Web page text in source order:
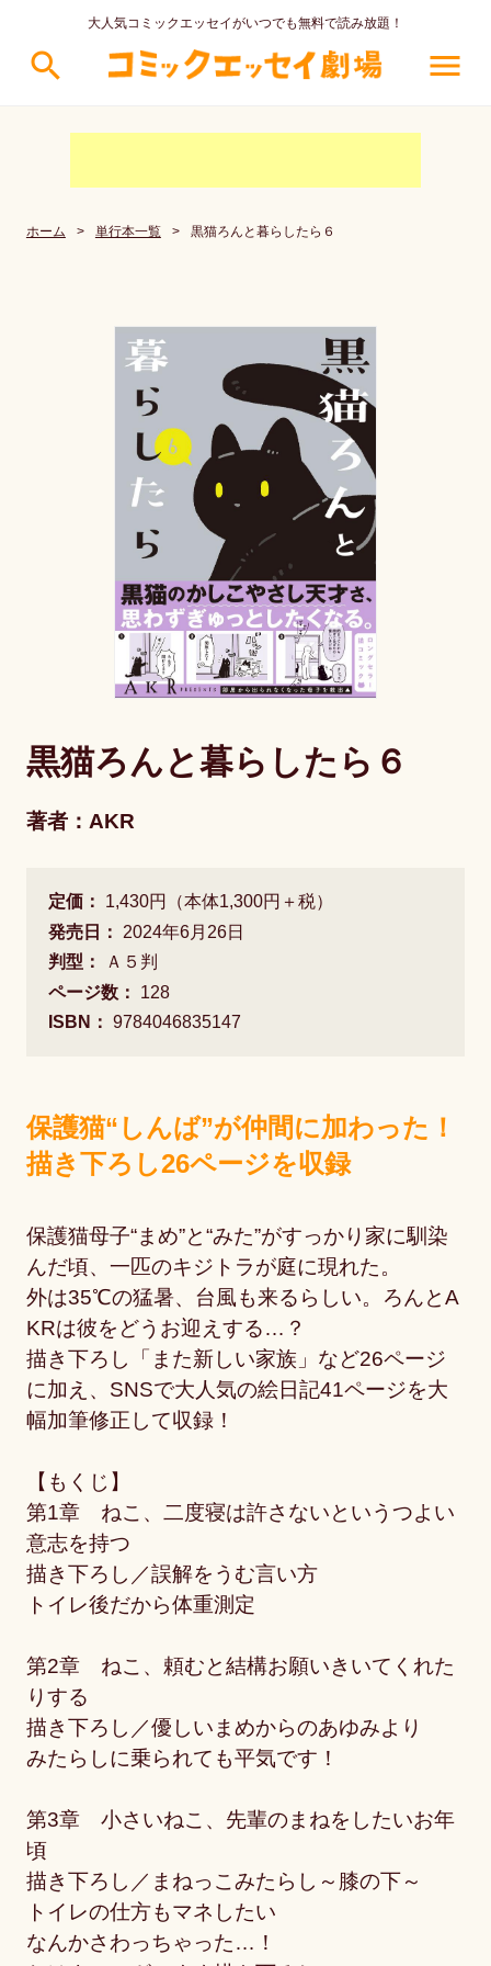
大人気コミックエッセイがいつでも無料で読み放題！
search menu
ホーム > 単行本一覧 > 黒猫ろんと暮らしたら６
黒猫ろんと暮らしたら６
著者：AKR
定価：
1,430円（本体1,300円＋税）
発売日：
2024年6月26日
判型：
Ａ５判
ページ数：
128
ISBN： 9784046835147
保護猫“しんば”が仲間に加わった！
描き下ろし26ページを収録
保護猫母子“まめ”と“みた”がすっかり家に馴染
んだ頃、一匹のキジトラが庭に現れた。
外は35℃の猛暑、台風も来るらしい。ろんとA
KRは彼をどうお迎えする…？
描き下ろし「また新しい家族」など26ページ
に加え、SNSで大人気の絵日記41ページを大
幅加筆修正して収録！
【もくじ】
第1章 ねこ、二度寝は許さないというつよい
意志を持つ
描き下ろし／誤解をうむ言い方
トイレ後だから体重測定
第2章 ねこ、頼むと結構お願いきいてくれた
りする
描き下ろし／優しいまめからのあゆみより
みたらしに乗られても平気です！
第3章 小さいねこ、先輩のまねをしたいお年
頃
描き下ろし／まねっこみたらし～膝の下～
トイレの仕方もマネしたい
なんかさわっちゃった…！